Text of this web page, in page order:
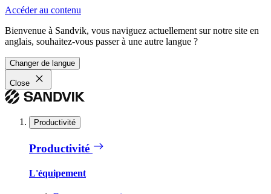
Accéder au contenu
Bienvenue à Sandvik, vous naviguez actuellement sur notre site en
anglais, souhaitez-vous passer à une autre langue ?
Changer de langue
Close
Productivité
Productivité
L'équipement